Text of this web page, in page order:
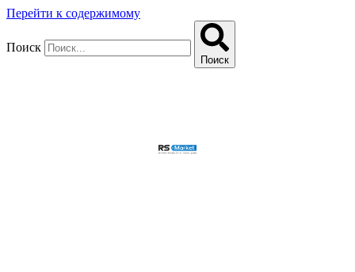
Перейти к содержимому
Поиск
Поиск